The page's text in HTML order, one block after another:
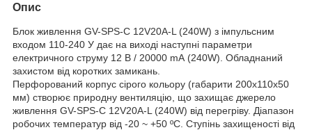
Опис
Блок живлення GV-SPS-C 12V20A-L (240W) з імпульсним
входом 110-240 У дає на виході наступні параметри
електричного струму 12 В / 20000 mА (240W). Обладнаний
захистом від коротких замикань.
Перфорований корпус сірого кольору (габарити 200х110х50
мм) створює природну вентиляцію, що захищає джерело
живлення GV-SPS-C 12V20A-L (240W) від перегріву. Діапазон
робочих температур від -20 ~ +50 ºС. Ступінь захищеності від